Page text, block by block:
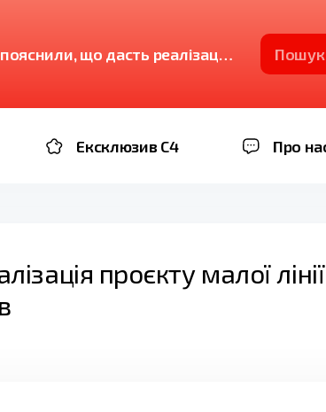
пояснили, що дасть реалізація
Пошук
Ексклюзив C4 Про
проєкту малої лінії